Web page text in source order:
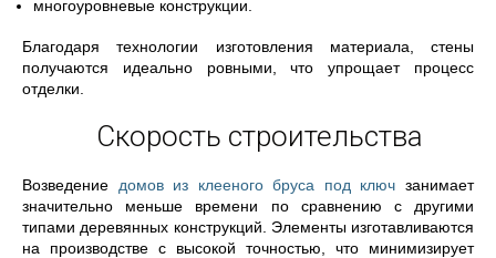
многоуровневые конструкции.
Благодаря технологии изготовления материала, стены
получаются идеально ровными, что упрощает процесс
отделки.
Скорость строительства
Возведение домов из клееного бруса под ключ занимает
значительно меньше времени по сравнению с другими
типами деревянных конструкций. Элементы изготавливаются
на производстве с высокой точностью, что минимизирует